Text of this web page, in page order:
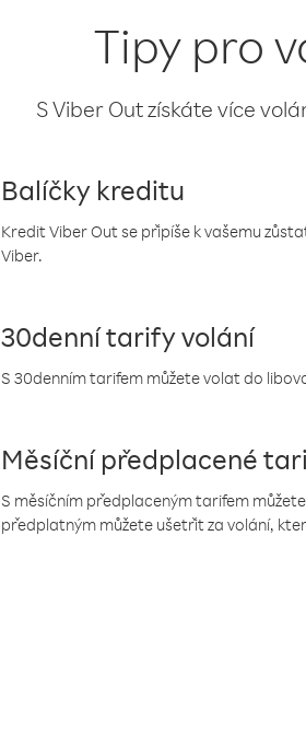
Tipy pro
S Viber Out získáte více
Balíčky kreditu
Kredit Viber Out se připíše k vašemu
Viber.
30denní tarify volání
S 30denním tarifem můžete volat do
Měsíční předplacené
S měsíčním předplaceným tarifem
předplatným můžete ušetřit za volání,